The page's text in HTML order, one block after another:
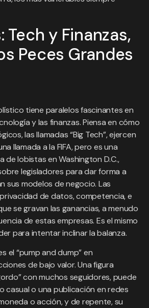
Tech y Finanzas,
Peces Grandes
tiene paralelos fascinantes en
y las finanzas. Piensa en cómo
las llamadas “Big Tech”, ejercen
llamada a la FIFA, pero es una
lobistas en Washington D.C.,
legisladores para dar forma a
sus modelos de negocio. Las
de datos, competencia, e
se gravan las ganancias, a menudo
de estas empresas. Es el mismo
para intentar inclinar la balanza.
el “pump and dump” en
de bajo valor. Una figura
con muchos seguidores, puede
casual o una publicación en redes
o acción, y de repente, su